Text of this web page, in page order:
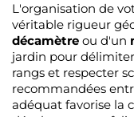
L'organisation de
véritable rigueur
décamètre ou d'un
jardin pour
rangs et respecter
recommandées
adéquat favorise la